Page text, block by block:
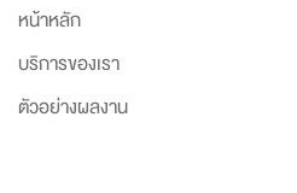
หน้าหลัก
บริการของเรา
ตัวอย่างผลงาน